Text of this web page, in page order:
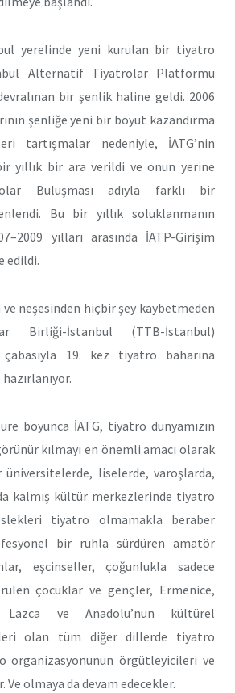
yerelinde yeni kurulan bir tiyatro
Alternatif Tiyatrolar Platformu
bir şenlik haline geldi. 2006
şenliğe yeni bir boyut kazandırma
tartışmalar nedeniyle, İATG’nin
yıllık bir ara verildi ve onun yerine
Buluşması adıyla farklı bir
Bu bir yıllık soluklanmanın
yılları arasında İATP-Girişim
edildi.
ve neşesinden hiçbir şey kaybetmeden
Birliği-İstanbul (TTB-İstanbul)
19. kez tiyatro baharına
boyunca İATG, tiyatro dünyamızın
kılmayı en önemli amacı olarak
üniversitelerde, liselerde, varoşlarda,
kalmış kültür merkezlerinde tiyatro
tiyatro olmamakla beraber
bir ruhla sürdüren amatör
eşcinseller, çoğunlukla sadece
çocuklar ve gençler, Ermenice,
ve Anadolu’nun kültürel
olan tüm diğer dillerde tiyatro
organizasyonunun örgütleyicileri ve
Ve olmaya da devam edecekler.